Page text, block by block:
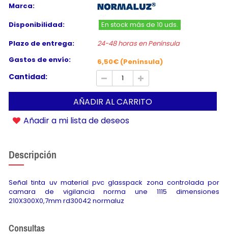
Marca:
Disponibilidad:
En stock más de 10 uds.
Plazo de entrega:
24-48 horas en Península
Gastos de envío:
6,50€ (Península)
Cantidad:
AÑADIR AL CARRITO
Añadir a mi lista de deseos
Descripción
Señal tinta uv material pvc glasspack zona controlada por
camara de vigilancia norma une 1115 dimensiones
210X300X0,7mm rd30042 normaluz
Consultas